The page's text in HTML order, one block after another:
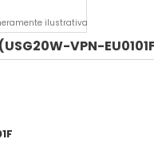
ilustrativa
VPN-